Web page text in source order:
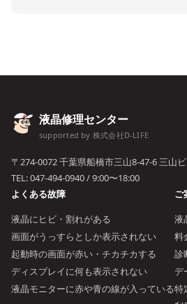
液晶修理センター
supported by 株式会社D-LIFE
〒274-0072 千葉県船橋市三山8-47-6 三山
TEL:047-494-0940/ 9:00〜18:00
よくある故障
液晶にヒビ・割れがある
画面がうっすらとしか表示されない
起動時の画面が赤い・チカチカする
ディスプレイに何も表示されない
液晶モニターに赤や青の線が入っている
ご
液
料
診
デ
特